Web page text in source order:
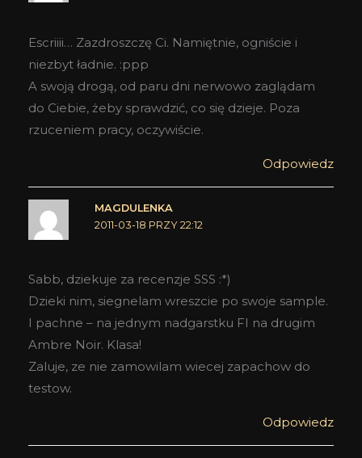
Escriiii… Zazdroszczę Ci. Namiętnie, ogniście i
niezbyt ładnie. :ppp
A swoją drogą, od paru dni nerwowo zaglądam
do Ciebie, żeby sprawdzić, co się dzieje. Poza
rzuceniem pracy, oczywiście.
Odpowiedz
MAGDULENKA
2011-03-18 PRZY 22:12
Sabb, dziekuje za recenzje SSS :*)
Dzieki nim, siegnelam wreszcie po swoje sample.
I pachne – na jednym nadgarstku FI na drugim
Ambre Noir. Klasa!
Zaluje, ze nie zamowilam wiecej zapachow do
testow.
Odpowiedz